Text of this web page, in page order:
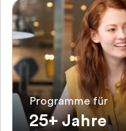
Programme für
25+ Jahre